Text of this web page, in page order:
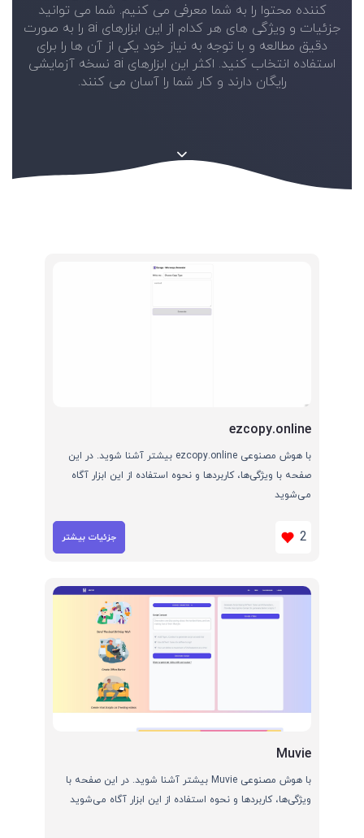
کننده محتوا را به شما معرفی می کنیم. شما می توانید
جزئیات و ویژگی های هر کدام از این ابزارهای ai را به صورت
دقیق مطالعه و با توجه به نیاز خود یکی از آن ها را برای
استفاده انتخاب کنید. اکثر این ابزارهای ai نسخه آزمایشی
رایگان دارند و کار شما را آسان می کنند.
ezcopy.online
با هوش مصنوعی ezcopy.online بیشتر آشنا شوید. در این
صفحه با ویژگی‌ها، کاربردها و نحوه استفاده از این ابزار آگاه
می‌شوید
2 جزئیات بیشتر
Muvie
با هوش مصنوعی Muvie بیشتر آشنا شوید. در این صفحه با
ویژگی‌ها، کاربردها و نحوه استفاده از این ابزار آگاه می‌شوید